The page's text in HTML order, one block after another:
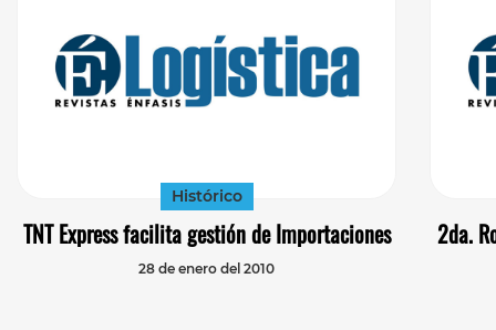
Histórico
TNT Express facilita gestión de Importaciones
28 de enero del 2010
2da.